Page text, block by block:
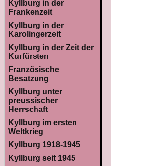
Kyllburg in der
Frankenzeit
Kyllburg in der
Karolingerzeit
Kyllburg in der Zeit der
Kurfürsten
Französische
Besatzung
Kyllburg unter
preussischer
Herrschaft
Kyllburg im ersten
Weltkrieg
Kyllburg 1918-1945
Kyllburg seit 1945